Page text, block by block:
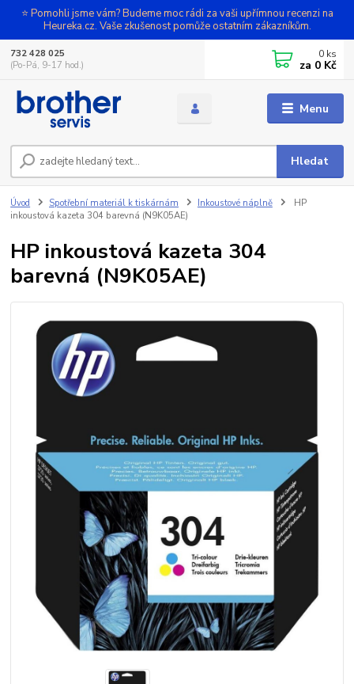
⭐ Pomohli jsme vám? Budeme moc rádi za vaši upřímnou recenzi na
Heureka.cz. Vaše zkušenost pomůže ostatním zákazníkům.
Menu
Hledat
732 428 025
(Po-Pá, 9-17 hod.)
0 ks
za 0 Kč
Úvod Spotřební materiál k tiskárnám Inkoustové náplně
HP
inkoustová kazeta 304 barevná (N9K05AE)
HP inkoustová kazeta 304
barevná (N9K05AE)